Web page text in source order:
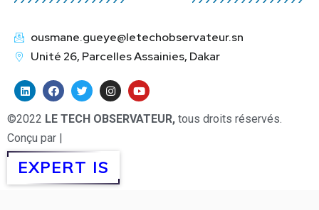
ousmane.gueye@letechobservateur.sn
Unité 26, Parcelles Assainies, Dakar
©2022 LE TECH OBSERVATEUR, tous droits réservés.
Conçu par |
EXPERT IS